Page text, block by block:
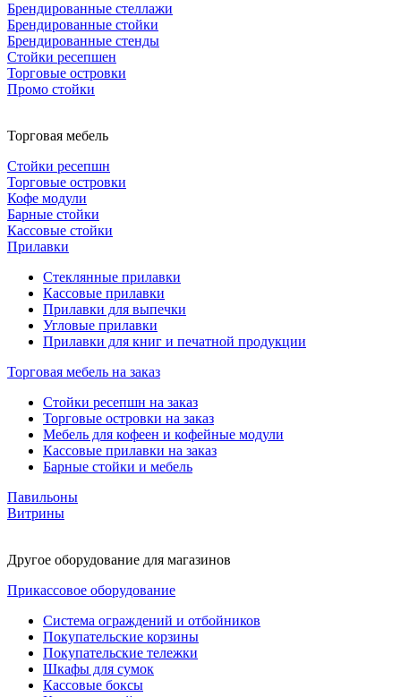
Брендированные стеллажи
Брендированные стойки
Брендированные стенды
Стойки ресепшен
Торговые островки
Промо стойки
Торговая мебель
Стойки ресепшн
Торговые островки
Кофе модули
Барные стойки
Кассовые стойки
Прилавки
Стеклянные прилавки
Кассовые прилавки
Прилавки для выпечки
Угловые прилавки
Прилавки для книг и печатной продукции
Торговая мебель на заказ
Стойки ресепшн на заказ
Торговые островки на заказ
Мебель для кофеен и кофейные модули
Кассовые прилавки на заказ
Барные стойки и мебель
Павильоны
Витрины
Другое оборудование для магазинов
Прикассовое оборудование
Система ограждений и отбойников
Покупательские корзины
Покупательские тележки
Шкафы для сумок
Кассовые боксы